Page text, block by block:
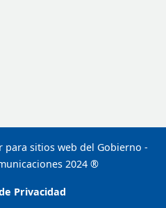
para sitios web del Gobierno -
2024 ®
Privacidad